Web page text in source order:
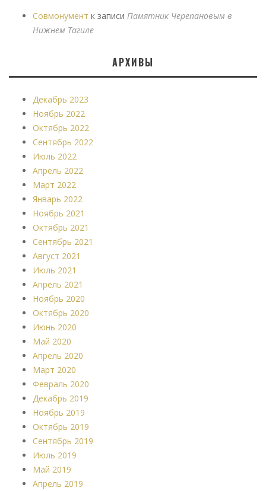
Совмонумент к записи Памятник Черепановым в
Нижнем Тагиле
АРХИВЫ
Декабрь 2023
Ноябрь 2022
Октябрь 2022
Сентябрь 2022
Июль 2022
Апрель 2022
Март 2022
Январь 2022
Ноябрь 2021
Октябрь 2021
Сентябрь 2021
Август 2021
Июль 2021
Апрель 2021
Ноябрь 2020
Октябрь 2020
Июнь 2020
Май 2020
Апрель 2020
Март 2020
Февраль 2020
Декабрь 2019
Ноябрь 2019
Октябрь 2019
Сентябрь 2019
Июль 2019
Май 2019
Апрель 2019